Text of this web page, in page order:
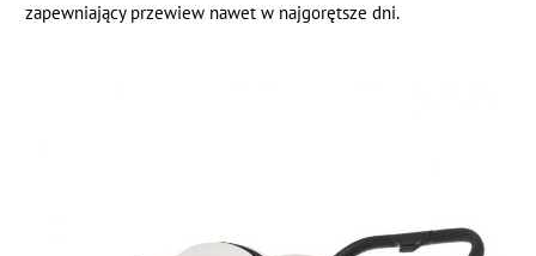
zapewniający przewiew nawet w najgorętsze dni.